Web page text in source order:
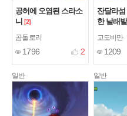
공허에 오염된 스라소
니 [2]
곰돌로리
1796 2
잔달라
한 날래
고도비만
1209
일반 일반